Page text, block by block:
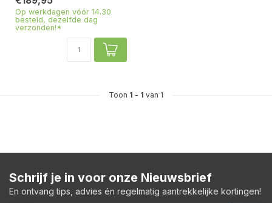
Op werkdagen vóór 14.30
besteld, dezelfde dag
verzonden!*
Toon 1 - 1 van 1
Schrijf je in voor onze Nieuwsbrief
En ontvang tips, advies én regelmatig aantrekkelijke kortingen!